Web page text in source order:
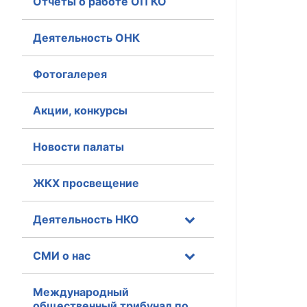
Деятельность ОНК
Фотогалерея
Акции, конкурсы
Новости палаты
ЖКХ просвещение
Деятельность НКО
СМИ о нас
Международный